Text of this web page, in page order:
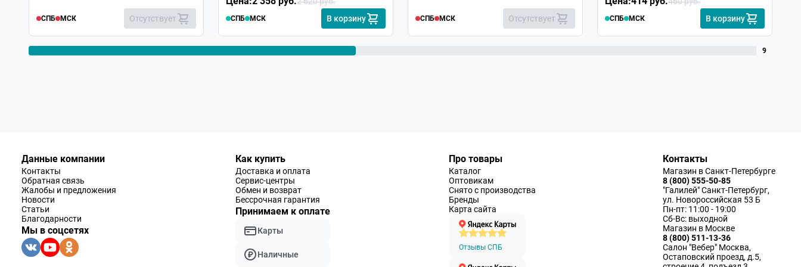
Александр
Здравствуйте. Кольца прицела подойдут для крепления на посадочное место типа "ласточкин хвост",
СПБ МСК Отсутствует СПБ МСК В корзину СПБ МСК Отсутствует СПБ МСК В корзину
9
Данные компании
Контакты
Обратная связь
Жалобы и предложения
Новости
Статьи
Благодарности
Мы в соцсетях
Как купить
Доставка и оплата
Сервис-центры
Обмен и возврат
Бессрочная гарантия
Принимаем к оплате
Карты
Наличные
Про товары
Каталог
Оптовикам
Снято с производства
Бренды
Карта сайта
Отзывы СПБ
Контакты
Магазин в Санкт-Петербурге
8 (800) 555-50-85
"Галилей" Санкт-Петербург,
ул. Новороссийская 53 Б
Пн-пт: 11:00 - 19:00
Сб-Вс: выходной
Магазин в Москве
8 (800) 511-13-36
Салон "Вебер" Москва,
Остаповский проезд, д.5,